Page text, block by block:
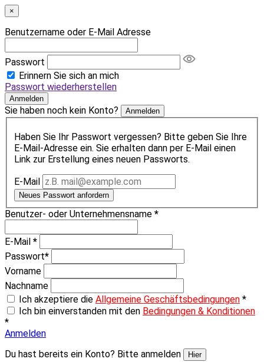
×
Benutzername oder E-Mail Adresse
Passwort
Erinnern Sie sich an mich
Passwort wiederherstellen
Anmelden
Sie haben noch kein Konto? Anmelden
Haben Sie Ihr Passwort vergessen? Bitte geben Sie Ihre
E-Mail-Adresse ein. Sie erhalten dann per E-Mail einen
Link zur Erstellung eines neuen Passworts.
E-Mail
Neues Passwort anfordern
Benutzer- oder Unternehmensname *
E-Mail *
Passwort*
Vorname
Nachname
Ich akzeptiere die Allgemeine Geschäftsbedingungen *
Ich bin einverstanden mit den Bedingungen & Konditionen
*
Anmelden
Du hast bereits ein Konto? Bitte anmelden
Hier